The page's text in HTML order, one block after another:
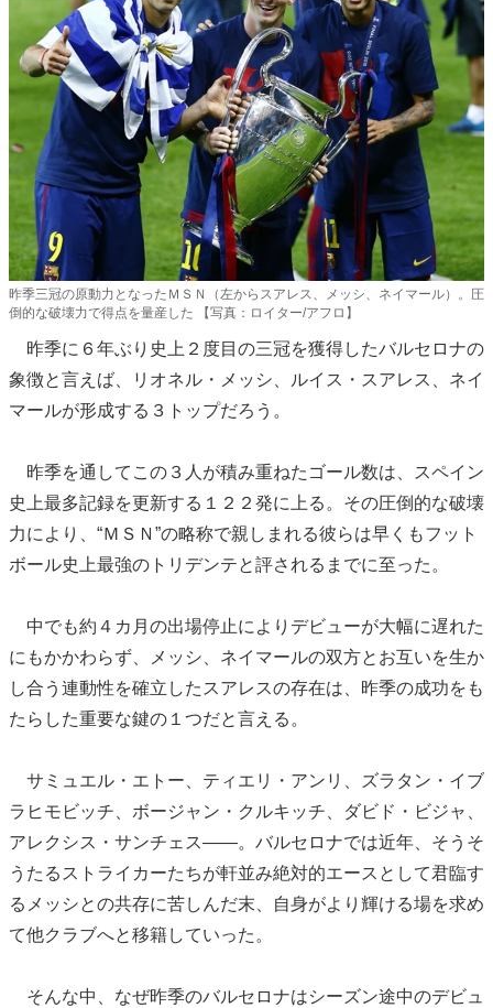
昨季三冠の原動力となったＭＳＮ（左からスアレス、メッシ、ネイマール）。圧
倒的な破壊力で得点を量産した 【写真：ロイター/アフロ】
昨季に６年ぶり史上２度目の三冠を獲得したバルセロナの
象徴と言えば、リオネル・メッシ、ルイス・スアレス、ネイ
マールが形成する３トップだろう。
昨季を通してこの３人が積み重ねたゴール数は、スペイン
史上最多記録を更新する１２２発に上る。その圧倒的な破壊
力により、“ＭＳＮ”の略称で親しまれる彼らは早くもフット
ボール史上最強のトリデンテと評されるまでに至った。
中でも約４カ月の出場停止によりデビューが大幅に遅れた
にもかかわらず、メッシ、ネイマールの双方とお互いを生か
し合う連動性を確立したスアレスの存在は、昨季の成功をも
たらした重要な鍵の１つだと言える。
サミュエル・エトー、ティエリ・アンリ、ズラタン・イブ
ラヒモビッチ、ボージャン・クルキッチ、ダビド・ビジャ、
アレクシス・サンチェス――。バルセロナでは近年、そうそ
うたるストライカーたちが軒並み絶対的エースとして君臨す
るメッシとの共存に苦しんだ末、自身がより輝ける場を求め
て他クラブへと移籍していった。
そんな中、なぜ昨季のバルセロナはシーズン途中のデビュ